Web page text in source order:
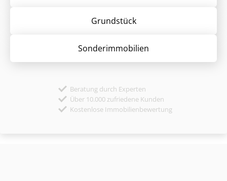
Grund­stück
Sonder­immobilien
Beratung durch Experten
Über 10.000 zufriedene Kunden
Kostenlose Immobilienbewertung